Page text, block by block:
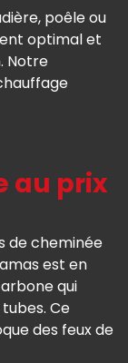
poêle ou
optimal et
Notre
au prix
de cheminée
est en
qui
Ce
des feux de